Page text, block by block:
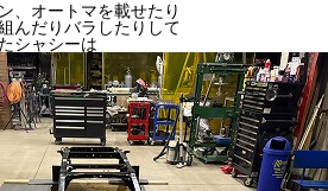
、オートマを載せたり
んだりバラしたりして
シャシーは